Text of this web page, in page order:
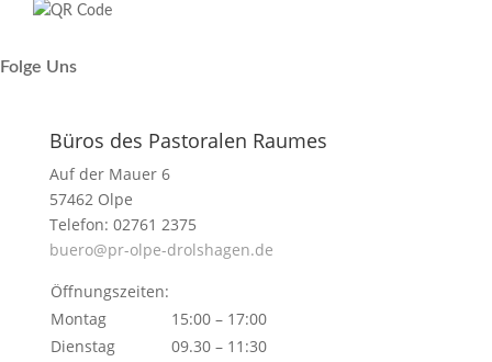
Folge Uns
Büros des Pastoralen Raumes
Auf der Mauer 6
57462 Olpe
Telefon: 02761 2375
buero@pr-olpe-drolshagen.de
Öffnungszeiten:
Montag
15:00 – 17:00
Dienstag
09.30 – 11:30